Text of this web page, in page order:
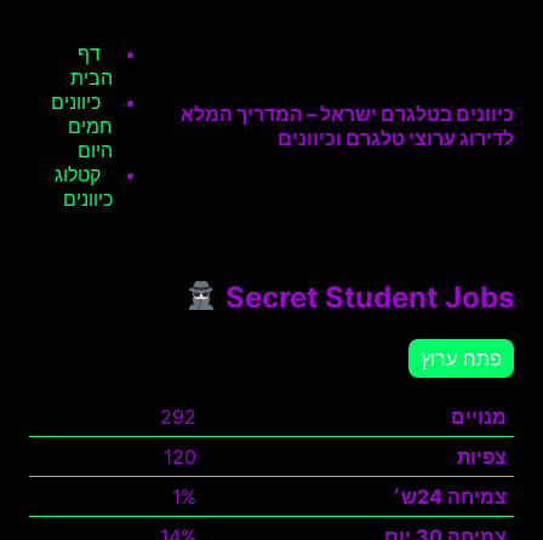
כיוונים בטלגרם ישראל – המדריך המלא
לדירוג ערוצי טלגרם וכיוונים
דף
הבית
כיוונים
חמים
היום
קטלוג
כיוונים
Secret Student Jobs
פתח ערוץ
מנויים
292
צפיות
120
צמיחה 24ש׳
1%